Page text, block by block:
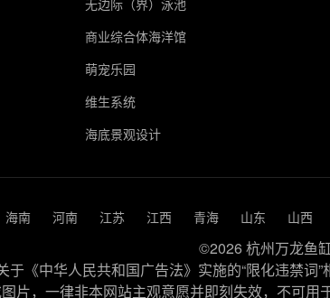
无边际（界）泳池
商业综合体海洋馆
萌宠乐园
维生系统
海底景观设计
海南 河南 江苏 江西 青海 山东 山西
©2026 杭州万龙鱼
于《中华人民共和国广告法》实施的“限化违禁词
片，一律非本网站主观意愿并即刻失效，不可用